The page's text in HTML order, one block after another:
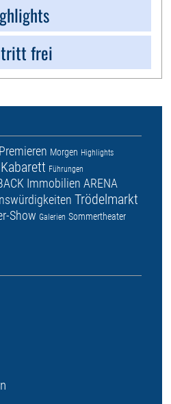
frei
Premieren Morgen Highlights
Kabarett Führungen
Immobilien ARENA
Trödelmarkt
Show Galerien Sommertheater